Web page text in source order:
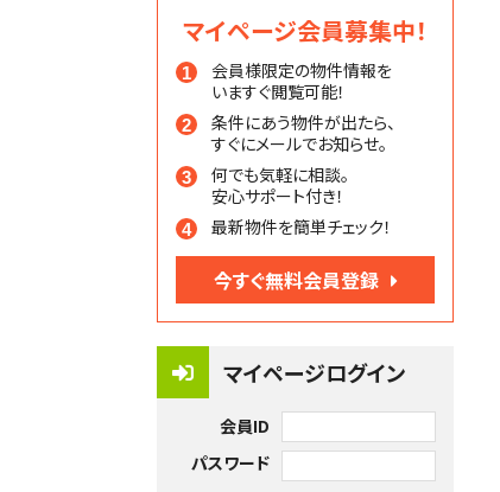
マイページ会員募集中！
会員様限定の物件情報を
いますぐ閲覧可能！
条件にあう物件が出たら、
すぐにメールでお知らせ。
何でも気軽に相談。
安心サポート付き！
最新物件を簡単チェック！
今すぐ無料会員登録
マイページログイン
会員ID
パスワード